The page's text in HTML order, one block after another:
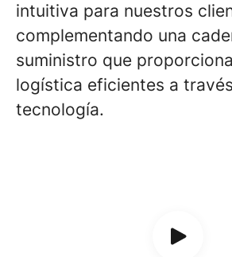
intuitiva para nuestros
complementando una
suministro que
logística eficientes a
tecnología.